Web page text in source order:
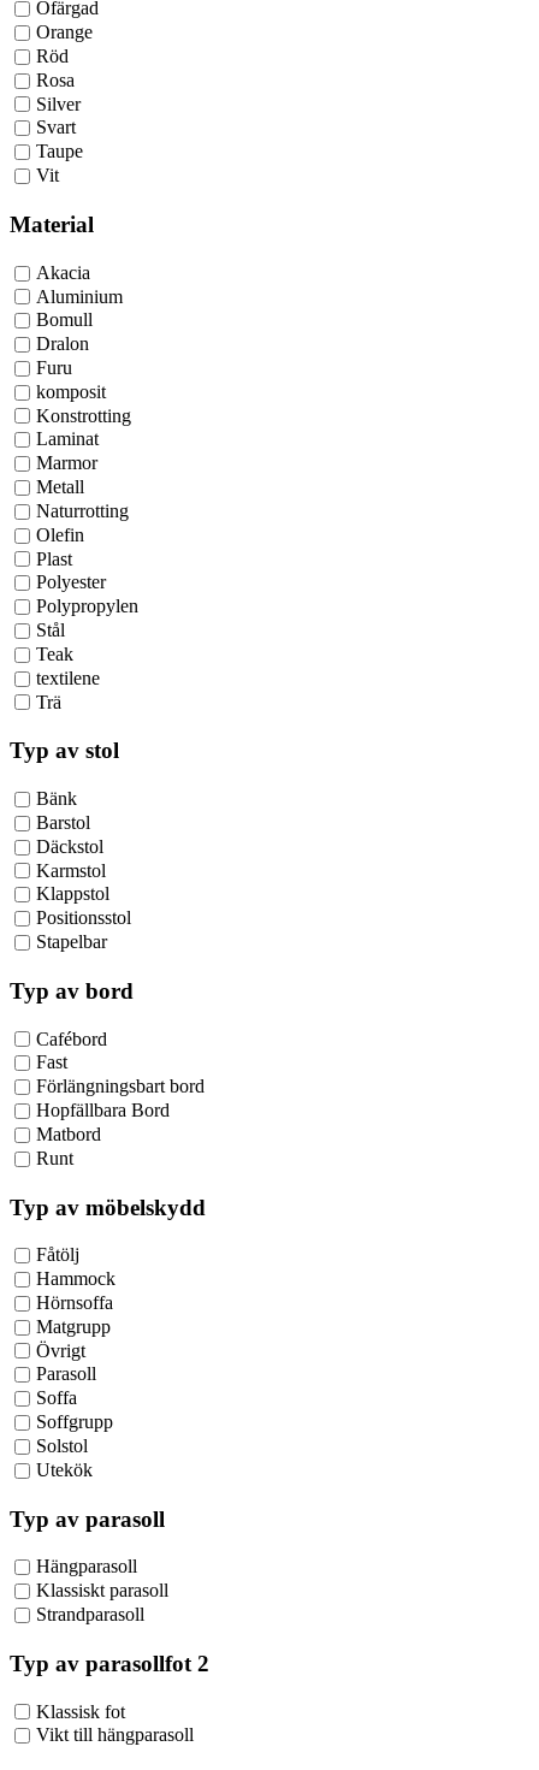
Ofärgad
Orange
Röd
Rosa
Silver
Svart
Taupe
Vit
Material
Akacia
Aluminium
Bomull
Dralon
Furu
komposit
Konstrotting
Laminat
Marmor
Metall
Naturrotting
Olefin
Plast
Polyester
Polypropylen
Stål
Teak
textilene
Trä
Typ av stol
Bänk
Barstol
Däckstol
Karmstol
Klappstol
Positionsstol
Stapelbar
Typ av bord
Cafébord
Fast
Förlängningsbart bord
Hopfällbara Bord
Matbord
Runt
Typ av möbelskydd
Fåtölj
Hammock
Hörnsoffa
Matgrupp
Övrigt
Parasoll
Soffa
Soffgrupp
Solstol
Utekök
Typ av parasoll
Hängparasoll
Klassiskt parasoll
Strandparasoll
Typ av parasollfot 2
Klassisk fot
Vikt till hängparasoll